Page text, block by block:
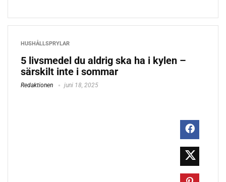
HUSHÅLLSPRYLAR
5 livsmedel du aldrig ska ha i kylen –
särskilt inte i sommar
Redaktionen juni 18, 2025